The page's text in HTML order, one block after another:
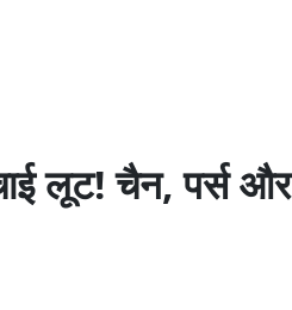
लूट! चैन, पर्स और